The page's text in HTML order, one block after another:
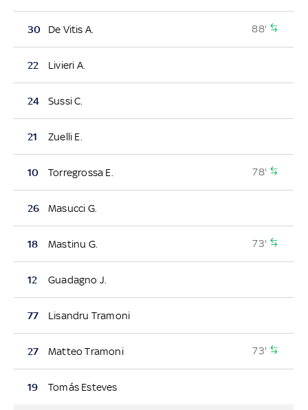
30 De Vitis A. 88'
22 Livieri A.
24 Sussi C.
21 Zuelli E.
10 Torregrossa E. 78'
26 Masucci G.
18 Mastinu G. 73'
12 Guadagno J.
77 Lisandru Tramoni
27 Matteo Tramoni 73'
19 Tomás Esteves